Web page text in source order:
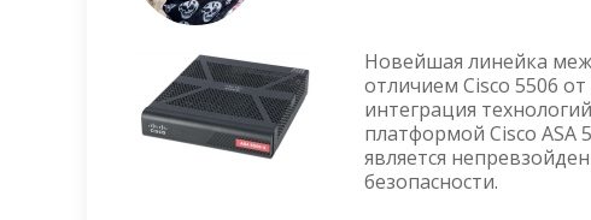
Новейшая линейка
отличием Cisco 5506
интеграция
платформой Cisco ASA
является
безопасности.